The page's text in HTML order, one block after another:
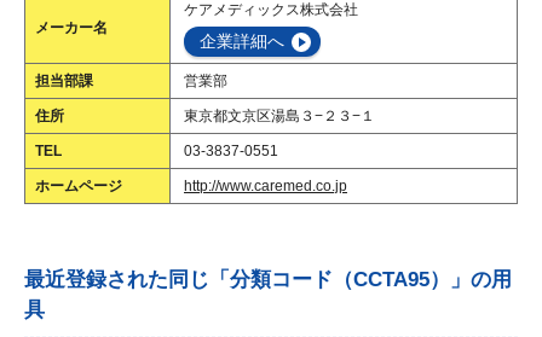
メーカー名
ケアメディックス株式会社
企業詳細へ
担当部課 営業部
住所 東京都文京区湯島３−２３−１
TEL 03-3837-0551
ホームページ http://www.caremed.co.jp
最近登録された同じ「分類コード（CCTA95）」の用
具